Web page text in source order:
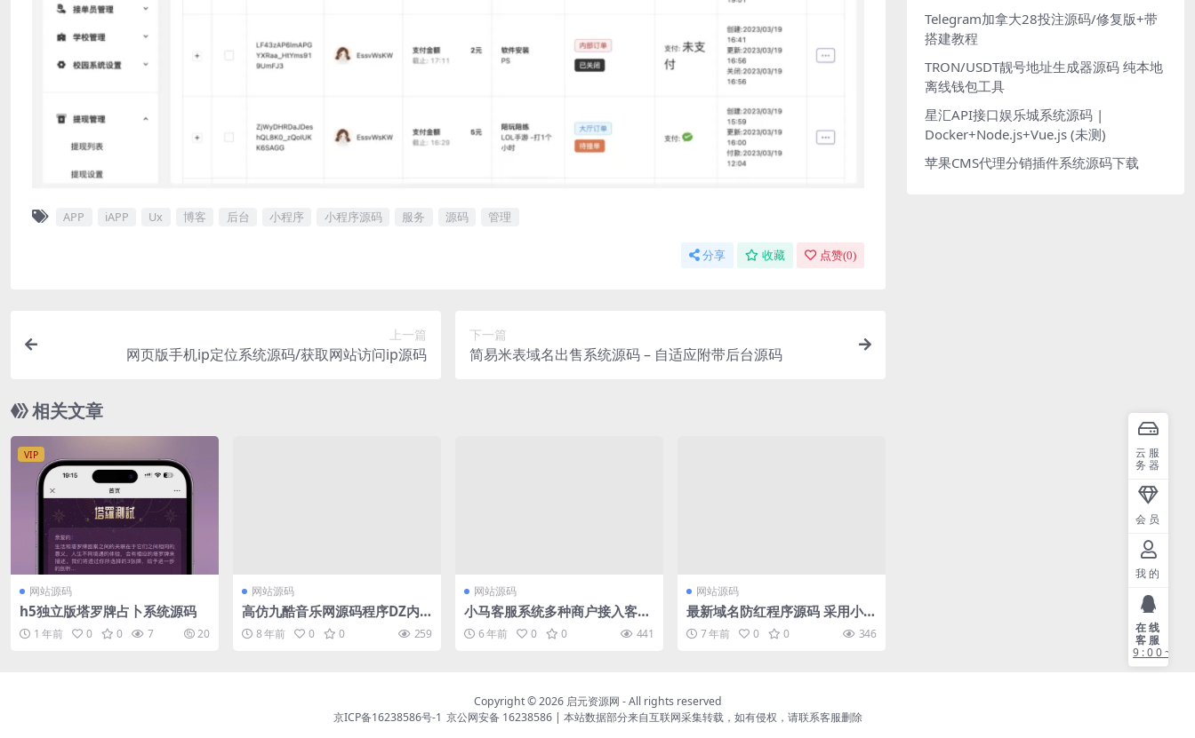
APP iAPP Ux 博客 后台 小程序 小程序源码 服务 源码 管理
分享 收藏 点赞(0)
上一篇
网页版手机ip定位系统源码/获取网站访问ip源码
下一篇
简易米表域名出售系统源码 – 自适应附带后台源码
相关文章
VIP
网站源码
h5独立版塔罗牌占卜系统源码
1 年前 0 0 7 20
网站源码
高仿九酷音乐网源码程序DZ内
核V3.5纯净安装版 UTF8+GBK
8 年前 0 0 259
网站源码
小马客服系统多种商户接入客服
跟洽美差不多
6 年前 0 0 441
网站源码
最新域名防红程序源码 采用小Q
防红7 年前 0 0 346
Telegram加拿大28投注源码/修复版+带
搭建教程
TRON/USDT靓号地址生成器源码 纯本地
离线钱包工具
星汇API接口娱乐城系统源码 |
Docker+Node.js+Vue.js (未测)
苹果CMS代理分销插件系统源码下载
Copyright © 2026 启元资源网 - All rights reserved
京ICP备16238586号-1 京公网安备 16238586| 本站数据部分来自互联网采集转载，如有侵权，请联系客服删除
云服
务器
会员
我的
在线
客服